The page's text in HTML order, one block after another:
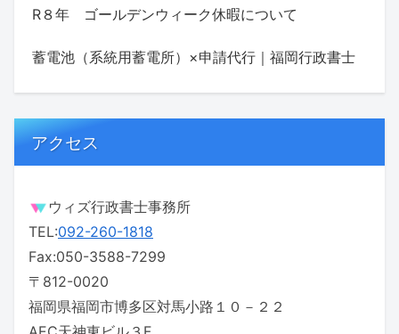
R８年 ゴールデンウィーク休暇について
蓄電池（系統用蓄電所）×申請代行｜福岡行政書士
アクセス
ウィズ行政書士事務所
TEL:092-260-1818
Fax:050-3588-7299
〒812-0020
福岡県福岡市博多区対馬小路１０－２２